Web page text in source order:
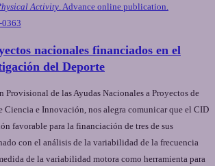
Activity . Advance online publication.
nacionales financiados en el
del Deporte
Provisional de las Ayudas Nacionales a Proyectos de
e Innovación, nos alegra comunicar que el CID
favorable para la financiación de tres de sus
con el análisis de la variabilidad de la frecuencia
de la variabilidad motora como herramienta para